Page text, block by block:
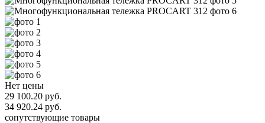
Нет цены
29 100.20 руб.
34 920.24 руб.
сопутствующие товары